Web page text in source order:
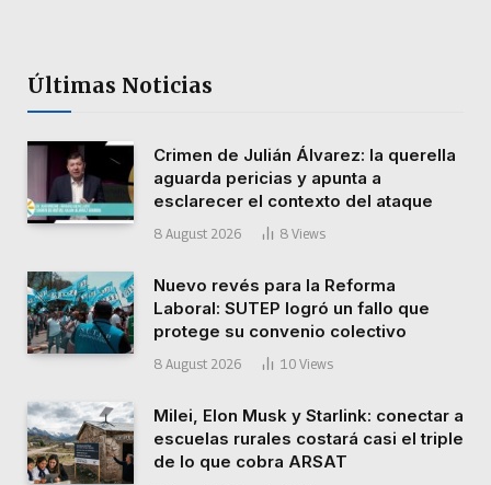
Últimas Noticias
Crimen de Julián Álvarez: la querella
aguarda pericias y apunta a
esclarecer el contexto del ataque
8 August 2026 8 Views
Nuevo revés para la Reforma
Laboral: SUTEP logró un fallo que
protege su convenio colectivo
8 August 2026 10 Views
Milei, Elon Musk y Starlink: conectar a
escuelas rurales costará casi el triple
de lo que cobra ARSAT